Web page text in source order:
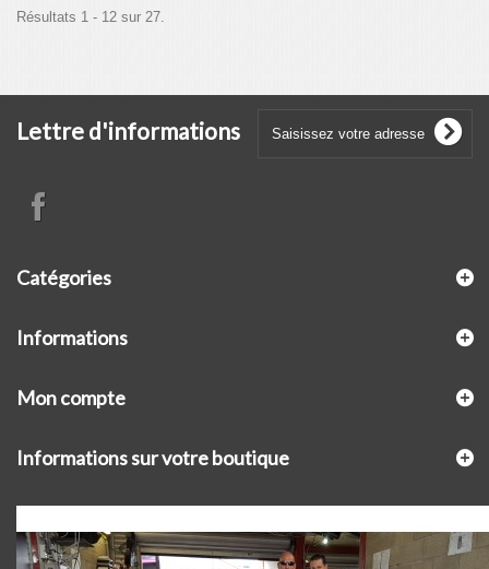
Résultats 1 - 12 sur 27.
Lettre d'informations
Catégories
Informations
Mon compte
Informations sur votre boutique